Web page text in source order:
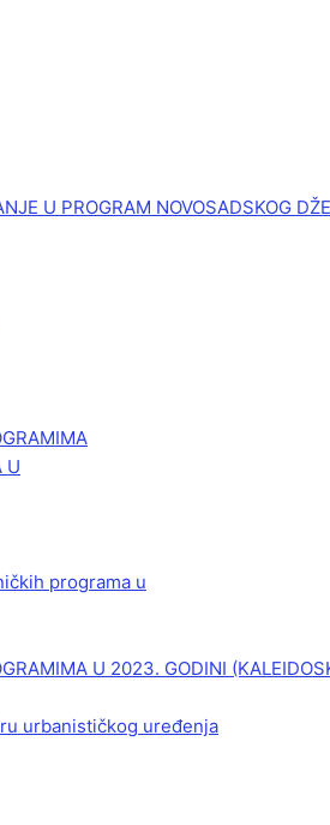
U PROGRAM NOVOSADSKOG
U
programa u
U 2023. GODINI
urbanističkog uređenja